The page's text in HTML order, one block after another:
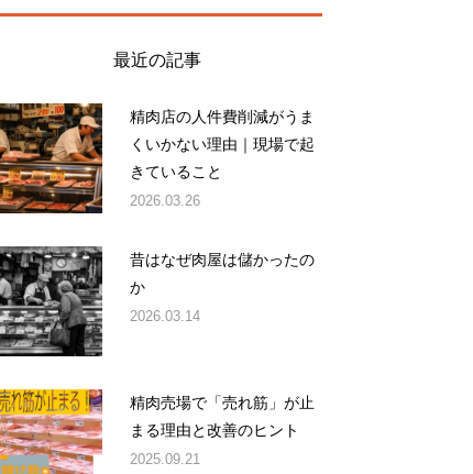
最近の記事
精肉店の人件費削減がうま
くいかない理由｜現場で起
きていること
2026.03.26
昔はなぜ肉屋は儲かったの
か
2026.03.14
精肉売場で「売れ筋」が止
まる理由と改善のヒント
2025.09.21